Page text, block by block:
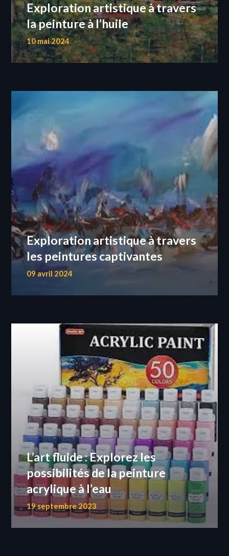
Exploration artistique à travers
la peinture à l’huile
10 mai 2024
Exploration artistique à travers
les peintures captivantes
09 avril 2024
L’art fluide : Explorez les
possibilités de la peinture
acrylique à l’eau
19 septembre 2023